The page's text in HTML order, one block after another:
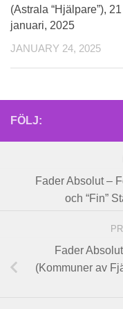
(Astrala “Hjälpare”), 21
januari, 2025
JANUARY 24, 2025
FÖLJ:
Fader Absolut –
och “Fin”
Fader
(Kommuner av